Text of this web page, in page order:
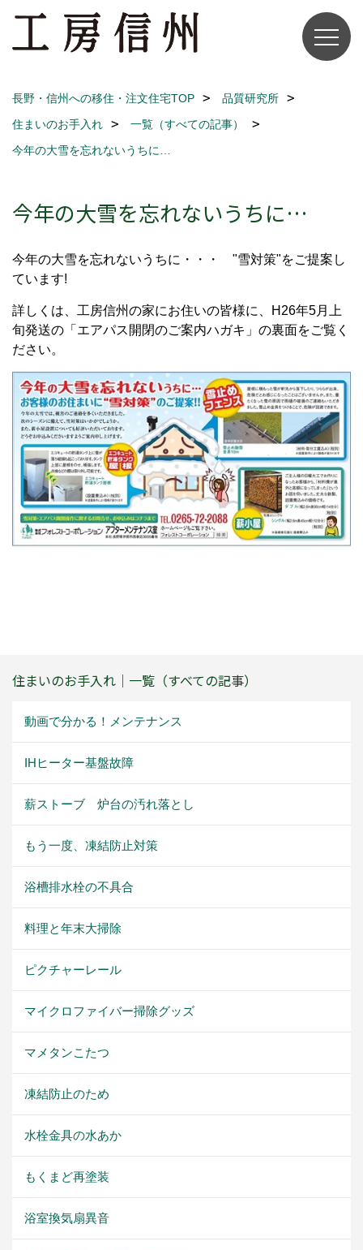
長野・信州への移住・注文住宅TOP
品質研究所
住まいのお手入れ
一覧（すべての記事）
今年の大雪を忘れないうちに…
今年の大雪を忘れないうちに…
今年の大雪を忘れないうちに・・・ "雪対策"をご提案し
ています!
詳しくは、工房信州の家にお住いの皆様に、H26年5月上
旬発送の「エアパス開閉のご案内ハガキ」の裏面をご覧く
ださい。
住まいのお手入れ｜一覧（すべての記事）
動画で分かる！メンテナンス
IHヒーター基盤故障
薪ストーブ 炉台の汚れ落とし
もう一度、凍結防止対策
浴槽排水栓の不具合
料理と年末大掃除
ピクチャーレール
マイクロファイバー掃除グッズ
マメタンこたつ
凍結防止のため
水栓金具の水あか
もくまど再塗装
浴室換気扇異音